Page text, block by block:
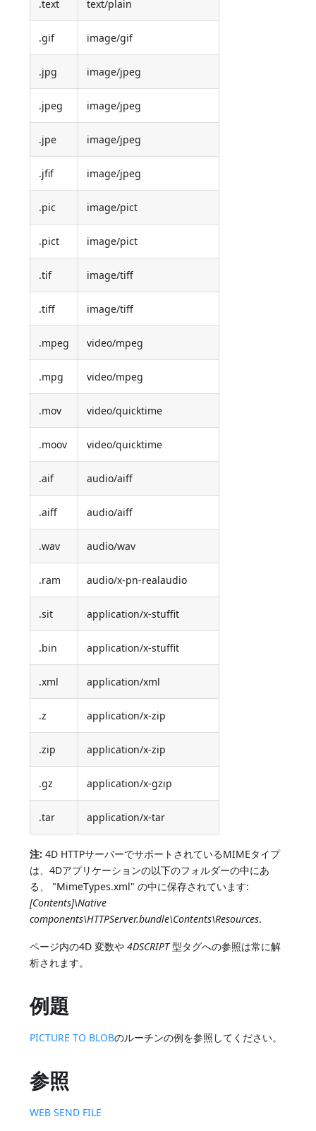
.text text/plain
.gif image/gif
.jpg image/jpeg
.jpeg image/jpeg
.jpe image/jpeg
.jfif image/jpeg
.pic image/pict
.pict image/pict
.tif image/tiff
.tiff image/tiff
.mpeg video/mpeg
.mpg video/mpeg
.mov video/quicktime
.moov video/quicktime
.aif audio/aiff
.aiff audio/aiff
.wav audio/wav
.ram audio/x-pn-realaudio
.sit application/x-stuffit
.bin application/x-stuffit
.xml application/xml
.z application/x-zip
.zip application/x-zip
.gz application/x-gzip
.tar application/x-tar
注: 4D HTTPサーバーでサポートされているMIMEタイプ
は、4Dアプリケーションの以下のフォルダーの中にあ
る、 "MimeTypes.xml" の中に保存されています:
[Contents]\Native
components\HTTPServer.bundle\Contents\Resources.
ページ内の4D 変数や4DSCRIPT型タグへの参照は常に解
析されます。
例題
PICTURE TO BLOBのルーチンの例を参照してください。
参照
WEB SEND FILE